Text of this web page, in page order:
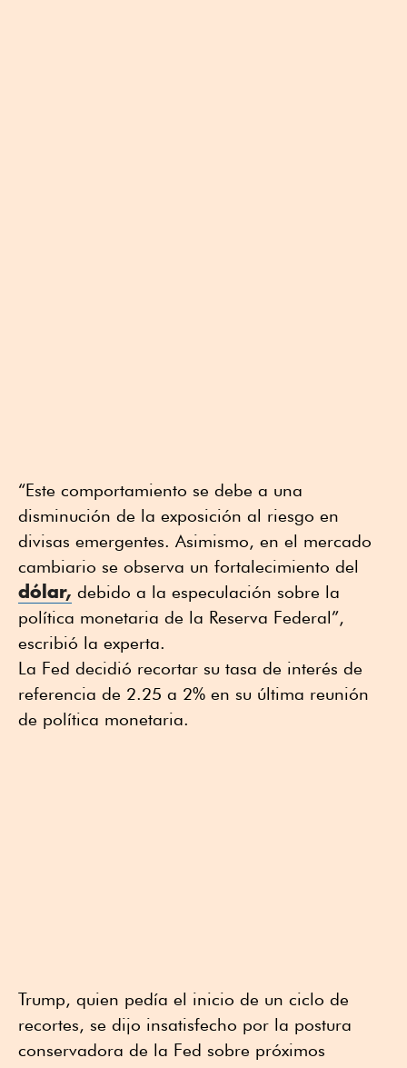
“Este comportamiento se debe a una
disminución de la exposición al riesgo en
divisas emergentes. Asimismo, en el mercado
cambiario se observa un fortalecimiento del
dólar, debido a la especulación sobre la
política monetaria de la Reserva Federal”,
escribió la experta.
La Fed decidió recortar su tasa de interés de
referencia de 2.25 a 2% en su última reunión
de política monetaria.
Trump, quien pedía el inicio de un ciclo de
recortes, se dijo insatisfecho por la postura
conservadora de la Fed sobre próximos